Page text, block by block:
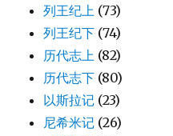
列王纪上 (73)
列王纪下 (74)
历代志上 (82)
历代志下 (80)
以斯拉记 (23)
尼希米记 (26)